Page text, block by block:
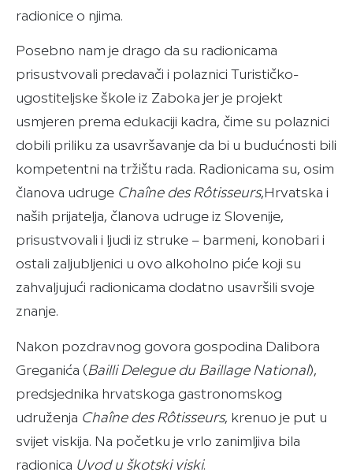
radionice o njima.
Posebno nam je drago da su radionicama
prisustvovali predavači i polaznici Turističko-
ugostiteljske škole iz Zaboka jer je projekt
usmjeren prema edukaciji kadra, čime su polaznici
dobili priliku za usavršavanje da bi u budućnosti bili
kompetentni na tržištu rada. Radionicama su, osim
članova udruge Chaîne des Rôtisseurs,Hrvatska i
naših prijatelja, članova udruge iz Slovenije,
prisustvovali i ljudi iz struke – barmeni, konobari i
ostali zaljubljenici u ovo alkoholno piće koji su
zahvaljujući radionicama dodatno usavršili svoje
znanje.
Nakon pozdravnog govora gospodina Dalibora
Greganića ( Bailli Delegue du Baillage National),
predsjednika hrvatskoga gastronomskog
udruženja Chaîne des Rôtisseurs, krenuo je put u
svijet viskija. Na početku je vrlo zanimljiva bila
radionica Uvod u škotski viski.